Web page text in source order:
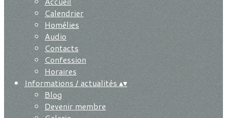
Calendrier
Homélies
Audio
Contacts
Confession
Horaires
Informations / actualités▴▾
Blog
Devenir membre